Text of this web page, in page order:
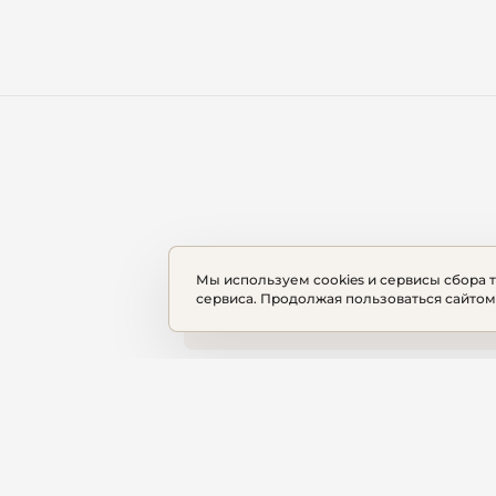
Мы используем cookies и сервисы сбора
сервиса. Продолжая пользоваться